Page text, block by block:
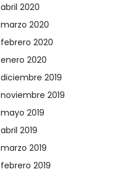
abril 2020
marzo 2020
febrero 2020
enero 2020
diciembre 2019
noviembre 2019
mayo 2019
abril 2019
marzo 2019
febrero 2019